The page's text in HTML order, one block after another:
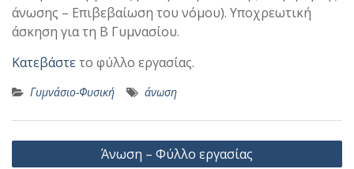
άνωσης – Επιβεβαίωση του νόμου). Υποχρεωτική
άσκηση για τη Β Γυμνασίου.
Κατεβάστετο φύλλο εργασίας.
Γυμνάσιο-Φυσική άνωση
Πλοήγηση
Άνωση – Φύλλο εργασίας